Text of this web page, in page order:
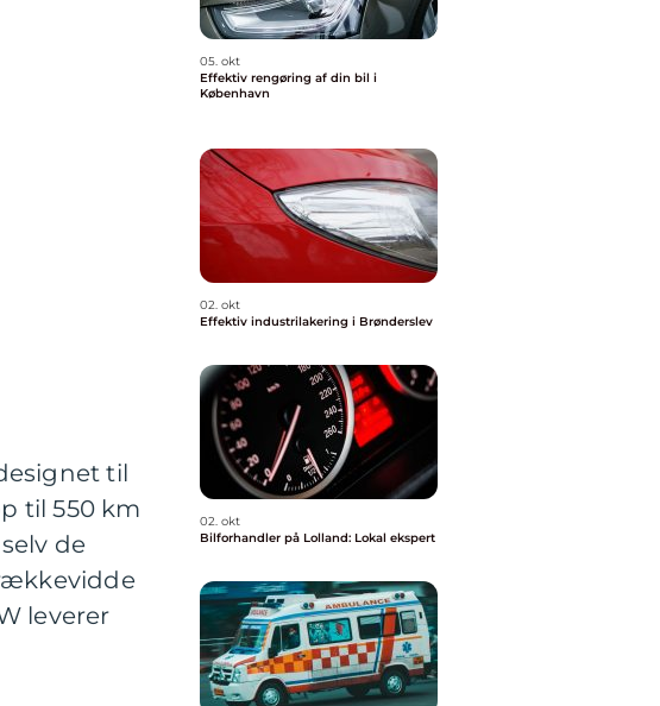
til
til 550 km
de
leverer
05. okt
Effektiv rengøring af din bil i
København
02. okt
Effektiv industrilakering i Brønderslev
02. okt
Bilforhandler på Lolland: Lokal ekspert